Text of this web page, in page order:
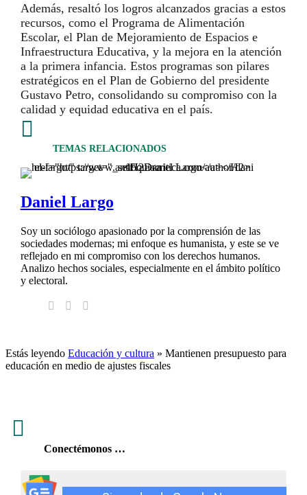
Además, resaltó los logros alcanzados gracias a estos
recursos, como el Programa de Alimentación
Escolar, el Plan de Mejoramiento de Espacios e
Infraestructura Educativa, y la mejora en la atención
a la primera infancia. Estos programas son pilares
estratégicos en el Plan de Gobierno del presidente
Gustavo Petro, consolidando su compromiso con la
calidad y equidad educativa en el país.

TEMAS RELACIONADOS
Daniel Largo
Soy un sociólogo apasionado por la comprensión de las
sociedades modernas; mi enfoque es humanista, y este se ve
reflejado en mi compromiso con los derechos humanos.
Analizo hechos sociales, especialmente en el ámbito político
y electoral.
Estás leyendo Educación y cultura » Mantienen presupuesto para
educación en medio de ajustes fiscales

Conectémonos …